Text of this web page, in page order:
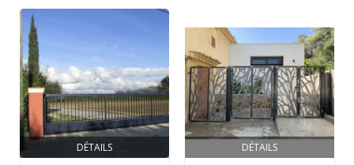
DÉTAILS DÉTAILS